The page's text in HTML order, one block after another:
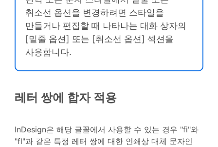
취소선 옵션을 변경하려면 스타일을
만들거나 편집할 때 나타나는 대화 상자의
[밑줄 옵션] 또는 [취소선 옵션] 섹션을
사용합니다.
레터 쌍에 합자 적용
InDesign은 해당 글꼴에서 사용할 수 있는 경우 "fi"와
"fl"과 같은 특정 레터 쌍에 대한 인쇄상 대체 문자인